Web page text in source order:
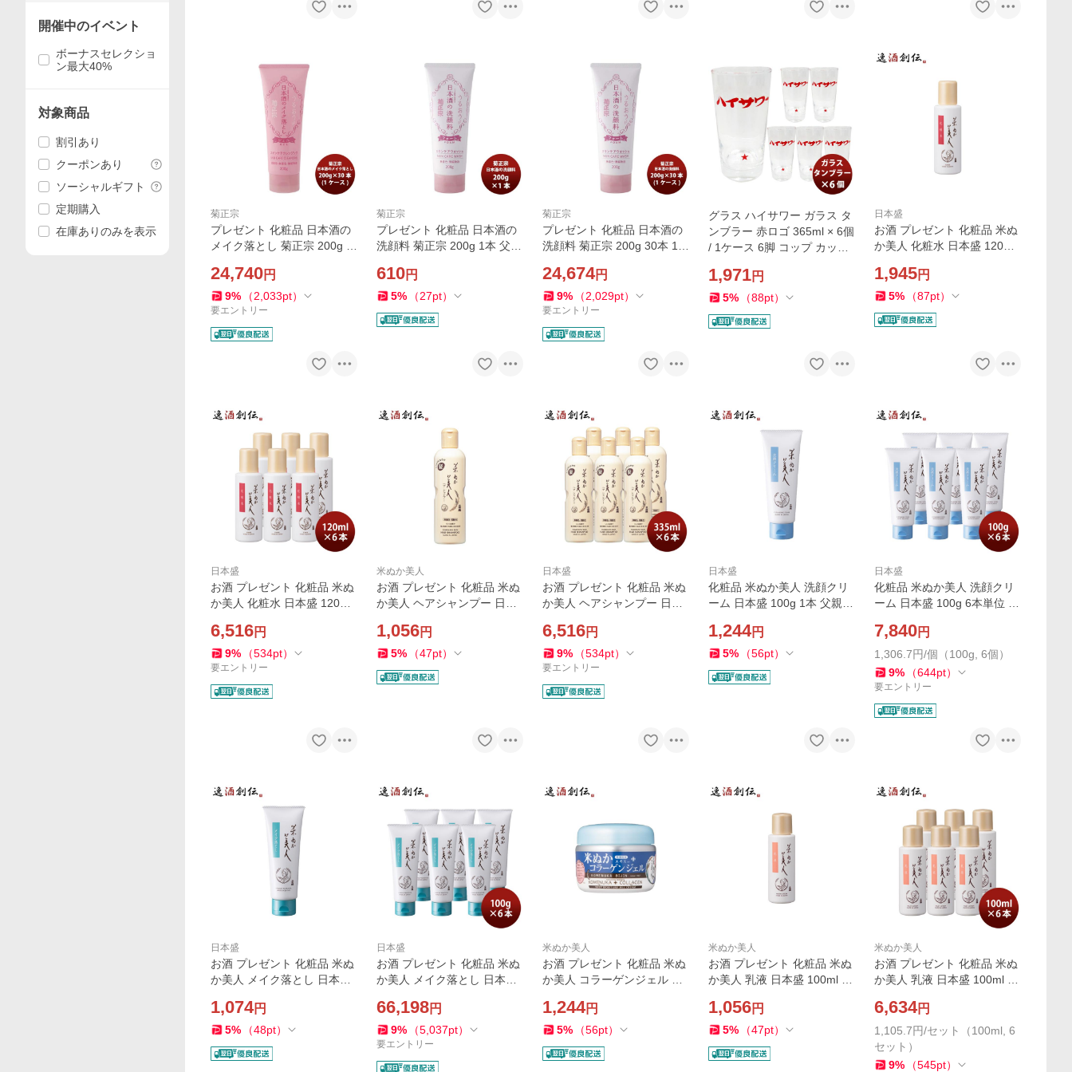
菊正宗
プレゼント 化粧品 日本酒の
メイク落とし 菊正宗 200g 3
の日 お中元 夏ギフト 暑中見
舞い
24,740円
9% （2,033pt）
要エントリー
菊正宗
プレゼント 化粧品 日本酒の
洗顔料 菊正宗 200g 1本 父親
ト 暑中見舞い
610円
5% （27pt）
菊正宗
プレゼント 化粧品 日本酒の
洗顔料 菊正宗 200g 30本 1ケ
元 夏ギフト 暑中見舞い
24,674円
9% （2,029pt）
要エントリー
グラス ハイサワー ガラス タ
ンブラー 赤ロゴ 365ml × 6個
/ 1ケース 6脚 コップ カップ
フト対応不可
1,971円
5% （88pt）
日本盛
お酒 プレゼント 化粧品 米ぬ
か美人 化粧水 日本盛 120ml
元 夏ギフト 暑中見舞い
1,945円
5% （87pt）
日本盛
お酒 プレゼント 化粧品 米ぬ
か美人 化粧水 日本盛 120ml
お中元 夏ギフト 暑中見舞い
6,516円
9% （534pt）
要エントリー
米ぬか美人
お酒 プレゼント 化粧品 米ぬ
か美人 ヘアシャンプー 日本
の日 お中元 夏ギフト 暑中見
舞い
1,056円
5% （47pt）
日本盛
お酒 プレゼント 化粧品 米ぬ
か美人 ヘアシャンプー 日本
日 父の日 お中元 夏ギフト 暑
中見舞い
6,516円
9% （534pt）
要エントリー
日本盛
化粧品 米ぬか美人 洗顔クリ
ーム 日本盛 100g 1本 父親
中元 夏ギフト 暑中見舞い
1,244円
5% （56pt）
日本盛
化粧品 米ぬか美人 洗顔クリ
ーム 日本盛 100g 6本単位 父
日 お中元 夏ギフト 暑中見舞
い
7,840円
1,306.7円/個（100g, 6個）
9% （644pt）
要エントリー
日本盛
お酒 プレゼント 化粧品 米ぬ
か美人 メイク落とし 日本盛
お中元 夏ギフト 暑中見舞い
1,074円
5% （48pt）
日本盛
お酒 プレゼント 化粧品 米ぬ
か美人 メイク落とし 日本盛
の日 お中元 夏ギフト 暑中見
舞い
66,198円
9% （5,037pt）
要エントリー
米ぬか美人
お酒 プレゼント 化粧品 米ぬ
か美人 コラーゲンジェル 日
父の日 お中元 夏ギフト 暑中
見舞い
1,244円
5% （56pt）
米ぬか美人
お酒 プレゼント 化粧品 米ぬ
か美人 乳液 日本盛 100ml 1
夏ギフト 暑中見舞い
1,056円
5% （47pt）
米ぬか美人
お酒 プレゼント 化粧品 米ぬ
か美人 乳液 日本盛 100ml 6
中元 夏ギフト 暑中見舞い
6,634円
1,105.7円/セット（100ml, 6
セット）
9% （545pt）
開催中のイベント
ボーナスセレクショ
ン最大40%
対象商品
割引あり
クーポンあり
ソーシャルギフト
定期購入
在庫ありのみを表示